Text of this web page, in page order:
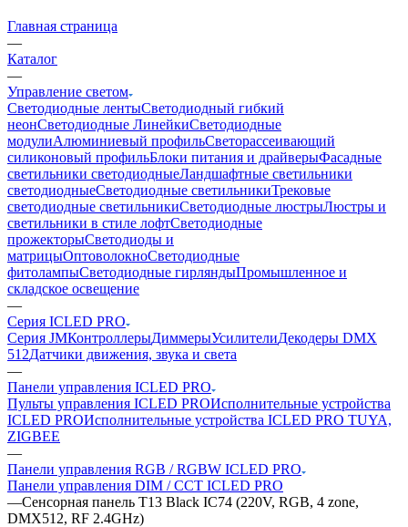
Главная страница
—
Каталог
—
Управление светом
Светодиодные лентыСветодиодный гибкий
неонСветодиодные ЛинейкиСветодиодные
модулиАлюминиевый профильСветорассеивающий
силиконовый профильБлоки питания и драйверыФасадные
светильники светодиодныеЛандшафтные светильники
светодиодныеСветодиодные светильникиТрековые
светодиодные светильникиСветодиодные люстрыЛюстры и
светильники в стиле лофтСветодиодные
прожекторыСветодиоды и
матрицыОптоволокноСветодиодные
фитолампыСветодиодные гирляндыПромышленное и
складское освещение
—
Серия ICLED PRO
Серия JMКонтроллерыДиммерыУсилителиДекодеры DMX
512Датчики движения, звука и света
—
Панели управления ICLED PRO
Пульты управления ICLED PROИсполнительные устройства
ICLED PROИсполнительные устройства ICLED PRO TUYA,
ZIGBEE
—
Панели управления RGB / RGBW ICLED PRO
Панели управления DIM / CCT ICLED PRO
—Сенсорная панель T13 Black IC74 (220V, RGB, 4 zone,
DMX512, RF 2.4GHz)